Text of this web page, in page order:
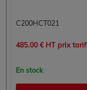
C200HCT021
485.00 € HT prix tarif
En stock